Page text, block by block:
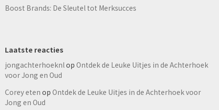
Boost Brands: De Sleutel tot Merksucces
Laatste reacties
jongachterhoeknlop Ontdek de Leuke Uitjes in de Achterhoek
voor Jong en Oud
Corey eten op Ontdek de Leuke Uitjes in de Achterhoek voor
Jong en Oud